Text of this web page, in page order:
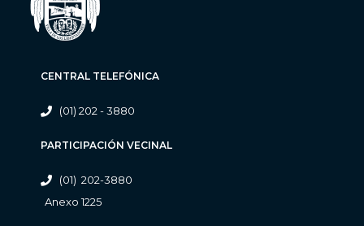
CENTRAL TELEFÓNICA
(01) 202 - 3880
PARTICIPACIÓN VECINAL
(01) 202-3880
Anexo 1225